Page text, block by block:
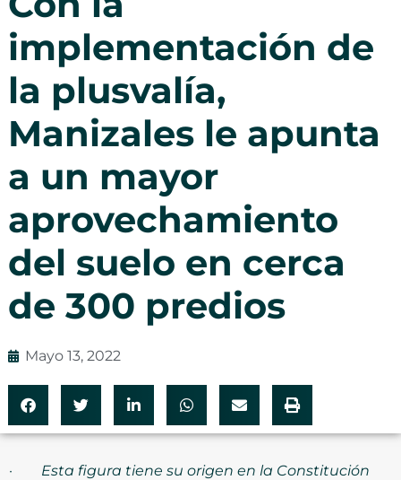
implementación de
la plusvalía,
Manizales le apunta
a un mayor
aprovechamiento
del suelo en cerca
de 300 predios
Mayo 13, 2022
· Esta figura tiene su origen en la Constitución